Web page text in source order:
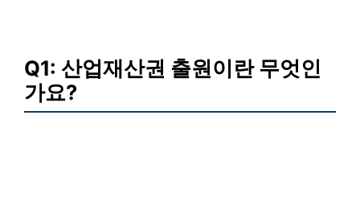
Q1: 산업재산권 출원이란 무엇인
가요?